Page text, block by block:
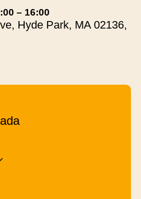
– 16:00
Hyde Park, MA 02136,